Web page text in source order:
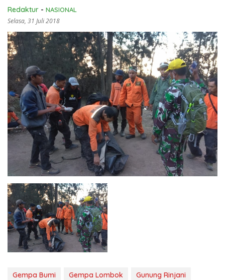
Redaktur - NASIONAL
Selasa, 31 Juli 2018
Gempa Bumi Gempa Lombok Gunung Rinjani